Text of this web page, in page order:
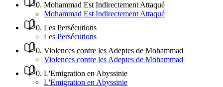
0. Mohammad Est Indirectement Attaqué
Mohammad Est Indirectement Attaqué
0. Les Persécutions
Les Persécutions
0. Violences contre les Adeptes de Mohammad
Violences contre les Adeptes de Mohammad
0. L'Emigration en Abyssinie
L'Emigration en Abyssinie